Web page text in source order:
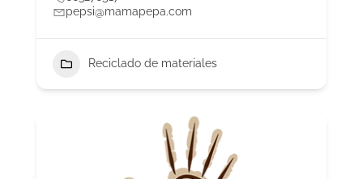
pepsi@mamapepa.com
Reciclado de materiales